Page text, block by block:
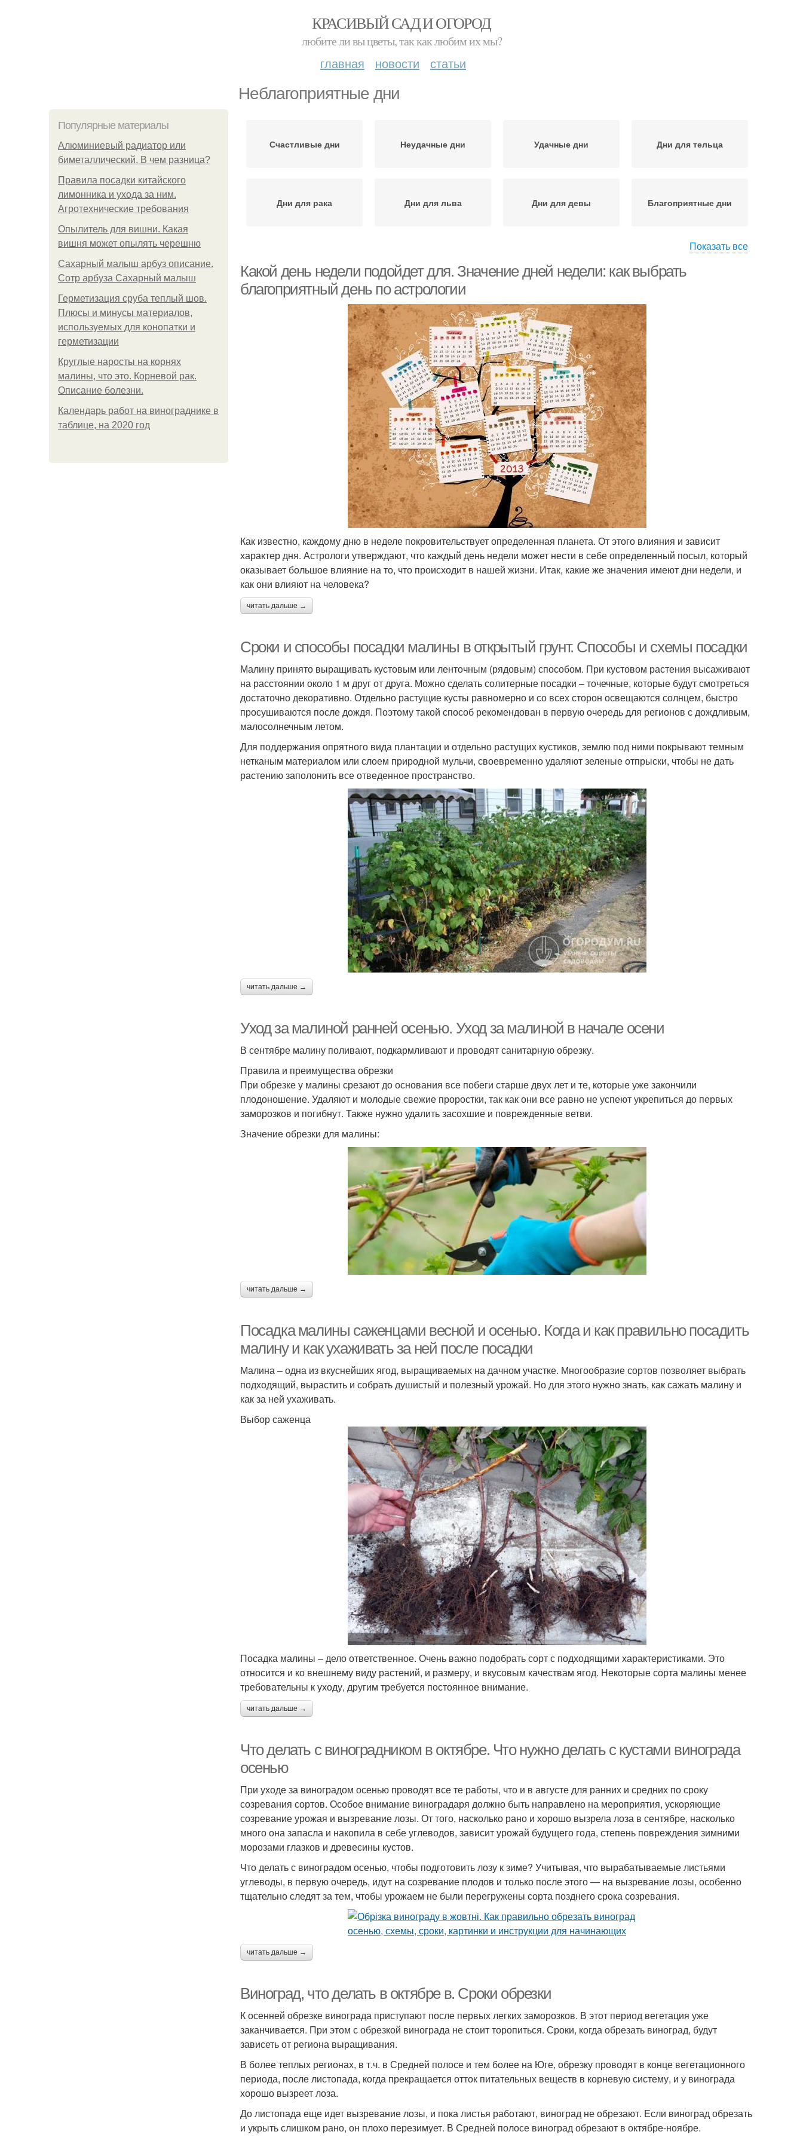
КРАСИВЫЙ САД И ОГОРОД
любите ли вы цветы, так как любим их мы?
главная новости статьи
Неблагоприятные дни
Популярные материалы
Алюминиевый радиатор или
биметаллический. В чем разница?
Правила посадки китайского
лимонника и ухода за ним.
Агротехнические требования
Опылитель для вишни. Какая
вишня может опылять черешню
Сахарный малыш арбуз описание.
Сотр арбуза Сахарный малыш
Герметизация сруба теплый шов.
Плюсы и минусы материалов,
используемых для конопатки и
герметизации
Круглые наросты на корнях
малины, что это. Корневой рак.
Описание болезни.
Календарь работ на винограднике в
таблице, на 2020 год
Счастливые дни Неудачные дни Удачные дни Дни для тельца
Дни для рака Дни для льва Дни для девы Благоприятные дни
Показать все
Какой день недели подойдет для. Значение дней недели: как выбрать
благоприятный день по астрологии
Как известно, каждому дню в неделе покровительствует определенная планета. От этого влияния и зависит
характер дня. Астрологи утверждают, что каждый день недели может нести в себе определенный посыл, который
оказывает большое влияние на то, что происходит в нашей жизни. Итак, какие же значения имеют дни недели, и
как они влияют на человека?
читать дальше →
Сроки и способы посадки малины в открытый грунт. Способы и схемы посадки
Малину принято выращивать кустовым или ленточным (рядовым) способом. При кустовом растения высаживают
на расстоянии около 1 м друг от друга. Можно сделать солитерные посадки – точечные, которые будут смотреться
достаточно декоративно. Отдельно растущие кусты равномерно и со всех сторон освещаются солнцем, быстро
просушиваются после дождя. Поэтому такой способ рекомендован в первую очередь для регионов с дождливым,
малосолнечным летом.
Для поддержания опрятного вида плантации и отдельно растущих кустиков, землю под ними покрывают темным
нетканым материалом или слоем природной мульчи, своевременно удаляют зеленые отпрыски, чтобы не дать
растению заполонить все отведенное пространство.
читать дальше →
Уход за малиной ранней осенью. Уход за малиной в начале осени
В сентябре малину поливают, подкармливают и проводят санитарную обрезку.
Правила и преимущества обрезки
При обрезке у малины срезают до основания все побеги старше двух лет и те, которые уже закончили
плодоношение. Удаляют и молодые свежие проростки, так как они все равно не успеют укрепиться до первых
заморозков и погибнут. Также нужно удалить засохшие и поврежденные ветви.
Значение обрезки для малины:
читать дальше →
Посадка малины саженцами весной и осенью. Когда и как правильно посадить
малину и как ухаживать за ней после посадки
Малина – одна из вкуснейших ягод, выращиваемых на дачном участке. Многообразие сортов позволяет выбрать
подходящий, вырастить и собрать душистый и полезный урожай. Но для этого нужно знать, как сажать малину и
как за ней ухаживать.
Выбор саженца
Посадка малины – дело ответственное. Очень важно подобрать сорт с подходящими характеристиками. Это
относится и ко внешнему виду растений, и размеру, и вкусовым качествам ягод. Некоторые сорта малины менее
требовательны к уходу, другим требуется постоянное внимание.
читать дальше →
Что делать с виноградником в октябре. Что нужно делать с кустами винограда
осенью
При уходе за виноградом осенью проводят все те работы, что и в августе для ранних и средних по сроку
созревания сортов. Особое внимание виноградаря должно быть направлено на мероприятия, ускоряющие
созревание урожая и вызревание лозы. От того, насколько рано и хорошо вызрела лоза в сентябре, насколько
много она запасла и накопила в себе углеводов, зависит урожай будущего года, степень повреждения зимними
морозами глазков и древесины кустов.
Что делать с виноградом осенью, чтобы подготовить лозу к зиме? Учитывая, что вырабатываемые листьями
углеводы, в первую очередь, идут на созревание плодов и только после этого — на вызревание лозы, особенно
тщательно следят за тем, чтобы урожаем не были перегружены сорта позднего срока созревания.
читать дальше →
Виноград, что делать в октябре в. Сроки обрезки
К осенней обрезке винограда приступают после первых легких заморозков. В этот период вегетация уже
заканчивается. При этом с обрезкой винограда не стоит торопиться. Сроки, когда обрезать виноград, будут
зависеть от региона выращивания.
В более теплых регионах, в т.ч. в Средней полосе и тем более на Юге, обрезку проводят в конце вегетационного
периода, после листопада, когда прекращается отток питательных веществ в корневую систему, и у винограда
хорошо вызреет лоза.
До листопада еще идет вызревание лозы, и пока листья работают, виноград не обрезают. Если виноград обрезать
и укрыть слишком рано, он плохо перезимует. В Средней полосе виноград обрезают в октябре-ноябре.